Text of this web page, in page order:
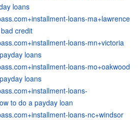
loans
loans-ma+lawrence
credit
loans-mn+victoria
loans
loans-mo+oakwood
loans
loans-
to do a payday loan
loans-nc+windsor